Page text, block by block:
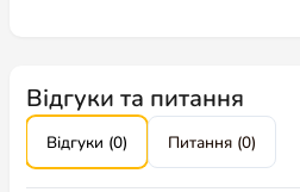
Відгуки та питання
Відгуки (0) Питання (0)